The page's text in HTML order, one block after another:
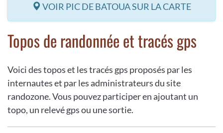
VOIR PIC DE BATOUA SUR LA CARTE
Topos de randonnée et tracés gps
Voici des topos et les tracés gps proposés par les
internautes et par les administrateurs du site
randozone. Vous pouvez participer en ajoutant un
topo, un relevé gps ou une sortie.